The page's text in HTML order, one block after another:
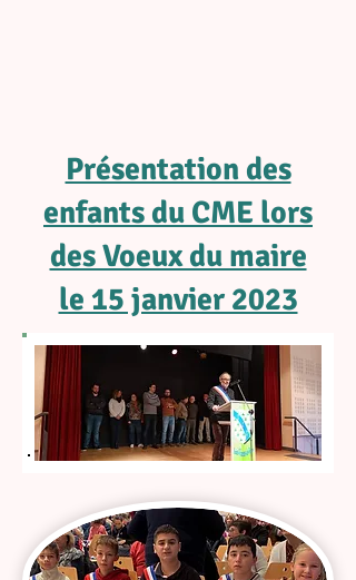
Présentation des
enfants du CME lors
des Voeux du maire
le 15 janvier 2023